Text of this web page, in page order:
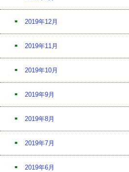
2019年12月
2019年11月
2019年10月
2019年9月
2019年8月
2019年7月
2019年6月